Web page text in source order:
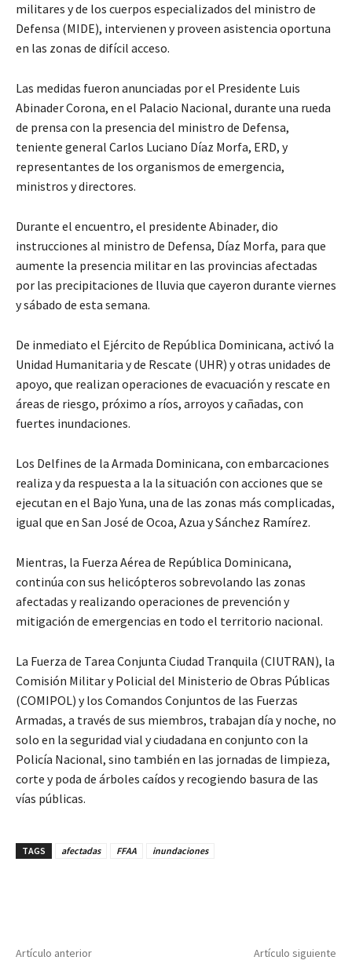
militares y de los cuerpos especializados del ministro de
Defensa (MIDE), intervienen y proveen asistencia oportuna
en las zonas de difícil acceso.
Las medidas fueron anunciadas por el Presidente Luis
Abinader Corona, en el Palacio Nacional, durante una rueda
de prensa con la presencia del ministro de Defensa,
teniente general Carlos Luciano Díaz Morfa, ERD, y
representantes de los organismos de emergencia,
ministros y directores.
Durante el encuentro, el presidente Abinader, dio
instrucciones al ministro de Defensa, Díaz Morfa, para que
aumente la presencia militar en las provincias afectadas
por las precipitaciones de lluvia que cayeron durante viernes
y sábado de esta semana.
De inmediato el Ejército de República Dominicana, activó la
Unidad Humanitaria y de Rescate (UHR) y otras unidades de
apoyo, que realizan operaciones de evacuación y rescate en
áreas de riesgo, próximo a ríos, arroyos y cañadas, con
fuertes inundaciones.
Los Delfines de la Armada Dominicana, con embarcaciones
realiza y da respuesta a la la situación con acciones que se
ejecutan en el Bajo Yuna, una de las zonas más complicadas,
igual que en San José de Ocoa, Azua y Sánchez Ramírez.
Mientras, la Fuerza Aérea de República Dominicana,
continúa con sus helicópteros sobrevolando las zonas
afectadas y realizando operaciones de prevención y
mitigación de emergencias en todo el territorio nacional.
La Fuerza de Tarea Conjunta Ciudad Tranquila (CIUTRAN), la
Comisión Militar y Policial del Ministerio de Obras Públicas
(COMIPOL) y los Comandos Conjuntos de las Fuerzas
Armadas, a través de sus miembros, trabajan día y noche, no
solo en la seguridad vial y ciudadana en conjunto con la
Policía Nacional, sino también en las jornadas de limpieza,
corte y poda de árboles caídos y recogiendo basura de las
vías públicas.
TAGS afectadas FFAA inundaciones
Artículo anterior Artículo siguiente